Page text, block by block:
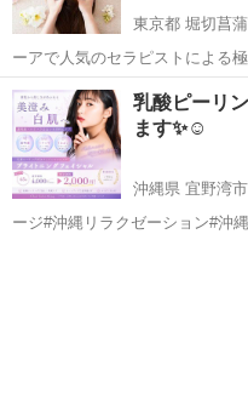
東京都 堀切菖
ーアで人気のセラピストによる
の施術です♪ …
東京 葛飾区 堀切菖蒲園
ドライヘッドスパ
乳酸ピーリ
ます✨☺️
沖縄県 宜野湾市
ージ#沖縄リラクゼーション#沖縄